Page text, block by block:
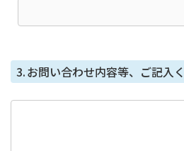
個人情報を与えることの任
個⼈情報を取得する項⽬は、全て
いただくものです。
3.お問い合わせ内容等、ご記入く